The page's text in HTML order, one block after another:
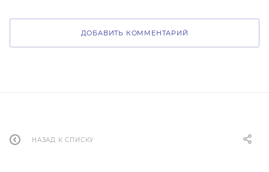
ДОБАВИТЬ КОММЕНТАРИЙ
НАЗАД К СПИСКУ